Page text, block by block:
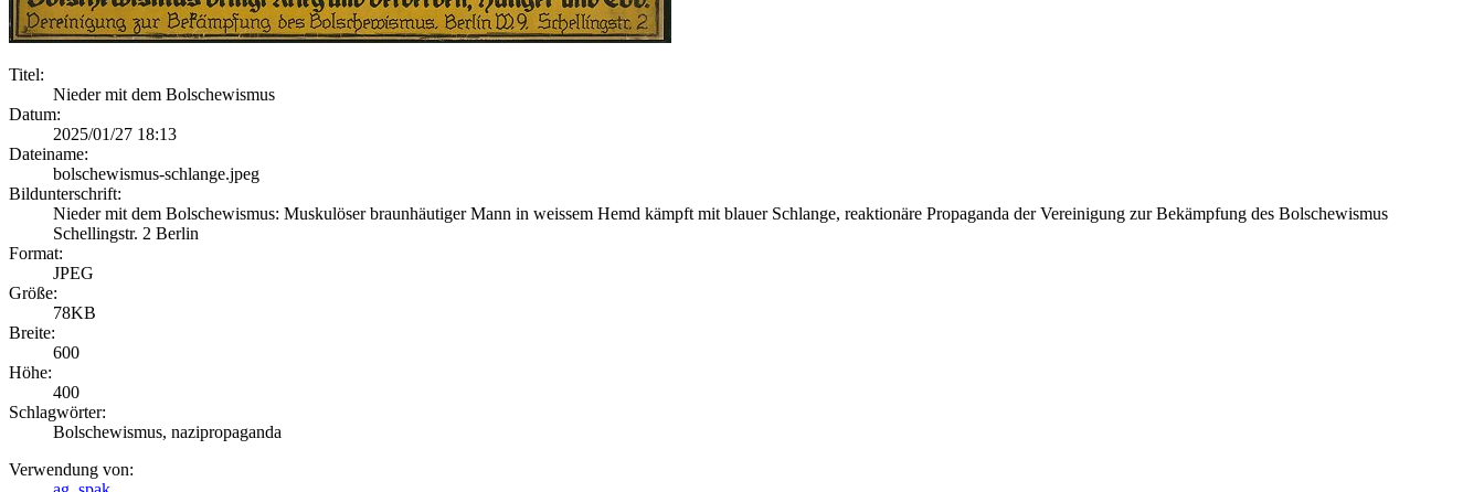
Titel:
Nieder mit dem Bolschewismus
Datum:
2025/01/27 18:13
Dateiname:
bolschewismus-schlange.jpeg
Bildunterschrift:
Nieder mit dem Bolschewismus: Muskulöser braunhäutiger Mann in weissem Hemd kämpft mit blauer Schlange, reaktionäre Propaganda der Vereinigung zur Bekämpfung des Bolschewismus
Schellingstr. 2 Berlin
Format:
JPEG
Größe:
78KB
Breite:
600
Höhe:
400
Schlagwörter:
Bolschewismus, nazipropaganda
Verwendung von: